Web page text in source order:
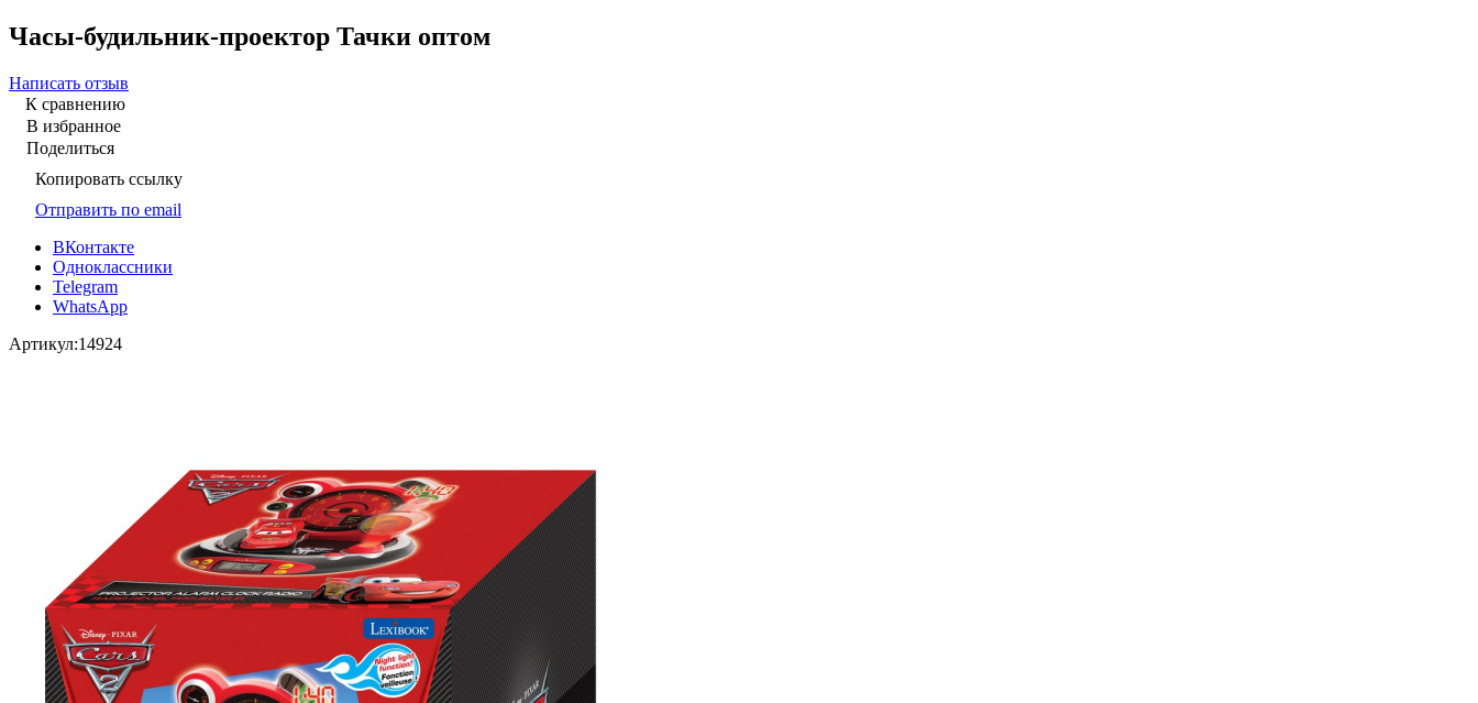
Часы-будильник-проектор Тачки оптом
Написать отзыв
К сравнению
В избранное
Поделиться
Копировать ссылку
Отправить по email
ВКонтакте
Одноклассники
Telegram
WhatsApp
Артикул:14924